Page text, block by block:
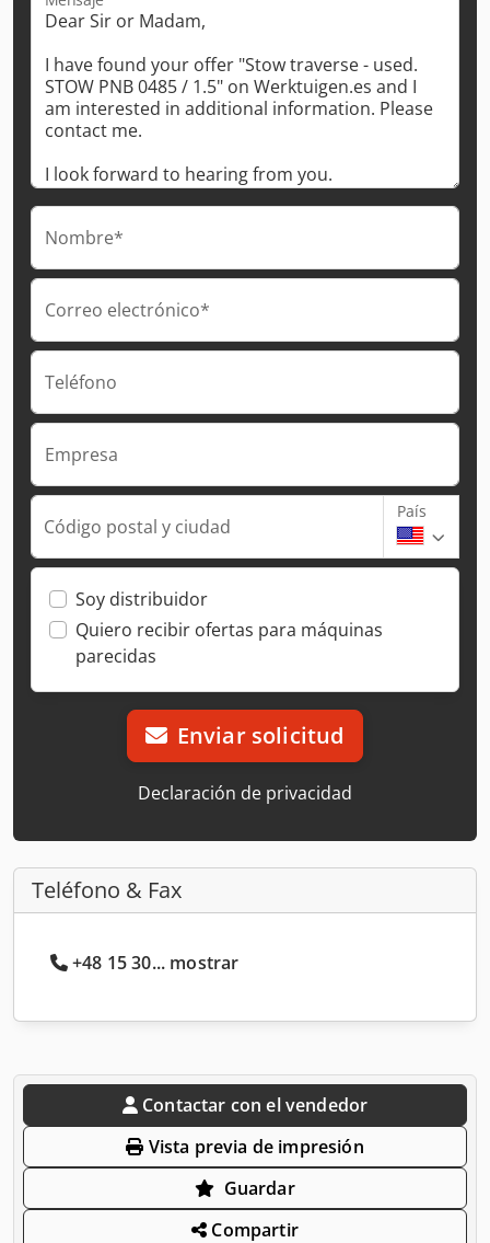
Nombre*
Correo electrónico*
Teléfono
Empresa
Código postal y ciudad
País
Soy distribuidor
Quiero recibir ofertas para máquinas
parecidas
Enviar solicitud
Declaración de privacidad
Teléfono & Fax
+48 15 30... mostrar
Contactar con el vendedor
Vista previa de impresión
Guardar
Compartir